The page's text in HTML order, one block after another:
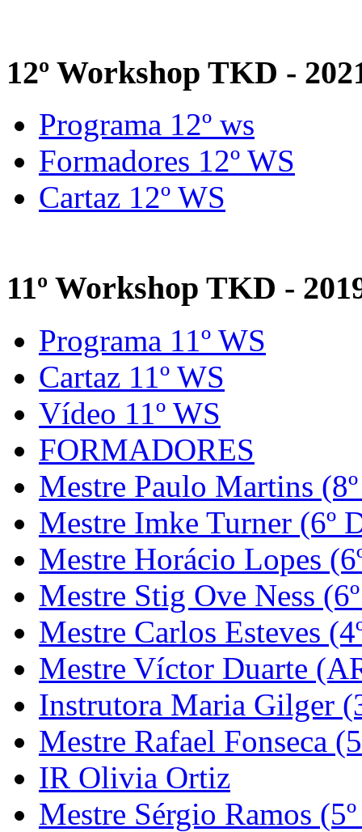
12º Workshop TKD -
Programa 12º ws
Formadores 12º WS
Cartaz 12º WS
11º Workshop TKD -
Programa 11º WS
Cartaz 11º WS
Vídeo 11º WS
FORMADORES
Mestre Paulo Martins
Mestre Imke Turner (6º
Mestre Horácio Lopes
Mestre Stig Ove Ness
Mestre Carlos Esteves
Mestre Víctor Duarte
Instrutora Maria Gilger
Mestre Rafael Fonseca
IR Olivia Ortiz
Mestre Sérgio Ramos